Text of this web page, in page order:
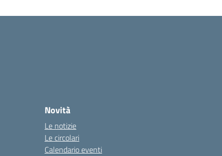
Novità
Le notizie
Le circolari
Calendario eventi